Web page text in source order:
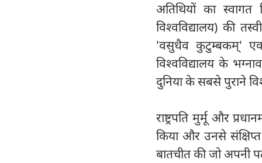
अतिथियों का स्वागत
विश्वविद्यालय) की
'वसुधैव कुटुम्बकम्' एक
विश्वविद्यालय के
दुनिया के सबसे पुराने
राष्ट्रपति मुर्मू और
किया और उनसे संक्षिप्त
बातचीत की जो अपनी